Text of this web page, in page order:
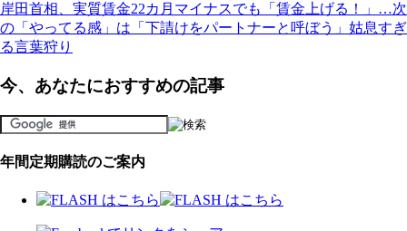
岸田首相、実質賃金22カ月マイナスでも「賃金上げる！」…次
の「やってる感」は「下請けをパートナーと呼ぼう」姑息すぎ
る言葉狩り
今、あなたにおすすめの記事
年間定期購読のご案内